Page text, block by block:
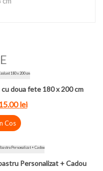
doua fete 180 x 200 cm
lei
Cos
Personalizat + Cadou